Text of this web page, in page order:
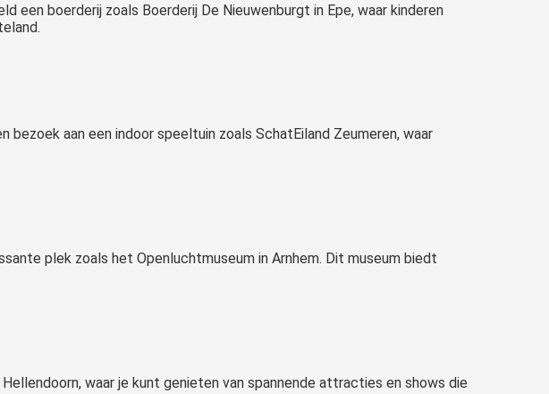
boerderij zoals Boerderij De Nieuwenburgt in Epe, waar kinderen
aan een indoor speeltuin zoals SchatEiland Zeumeren, waar
plek zoals het Openluchtmuseum in Arnhem. Dit museum biedt
waar je kunt genieten van spannende attracties en shows die